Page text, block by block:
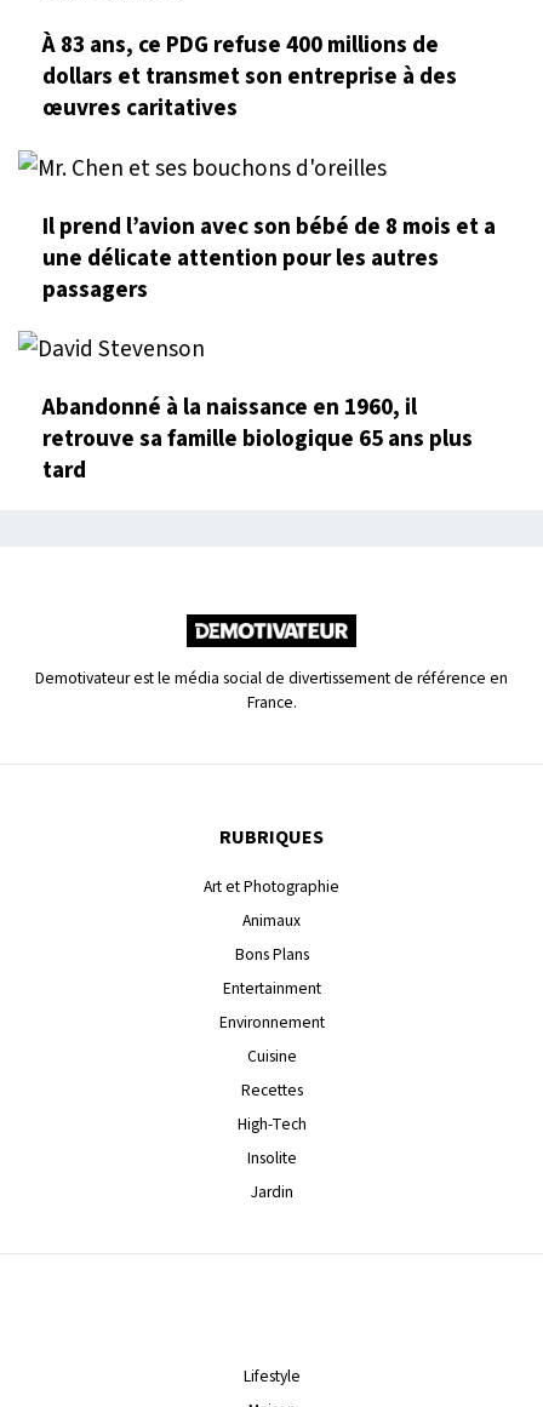
À 83 ans, ce PDG refuse 400 millions de
dollars et transmet son entreprise à des
œuvres caritatives
Il prend l’avion avec son bébé de 8 mois et a
une délicate attention pour les autres
passagers
Abandonné à la naissance en 1960, il
retrouve sa famille biologique 65 ans plus
tard
Demotivateur est le média social de divertissement de référence en
France.
RUBRIQUES
Art et Photographie
Animaux
Bons Plans
Entertainment
Environnement
Cuisine
Recettes
High-Tech
Insolite
Jardin
Lifestyle